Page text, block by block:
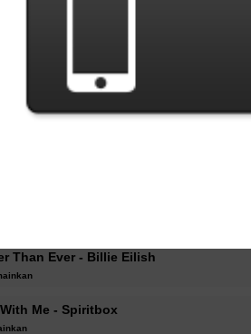
Than Ever - Billie Eilish
Me - Spiritbox